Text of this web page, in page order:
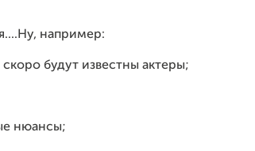
например:
будут известны актеры;
нюансы;